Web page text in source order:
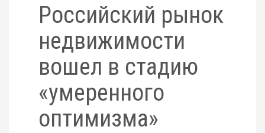
Российский рынок
недвижимости
вошел в стадию
«умеренного
оптимизма»